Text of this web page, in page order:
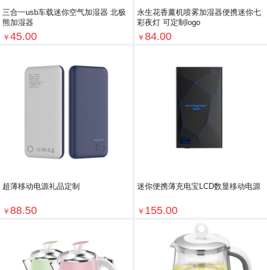
三合一usb车载迷你空气加湿器 北极
熊加湿器
￥ 45.00
永生花香薰机喷雾加湿器便携迷你七
彩夜灯 可定制logo
￥ 84.00
超薄移动电源礼品定制
￥ 88.50
迷你便携薄充电宝LCD数显移动电源
￥ 155.00